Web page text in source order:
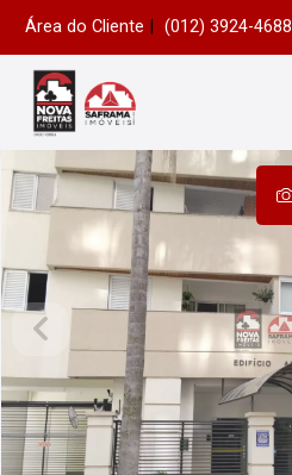
Área do Cliente (012) 3924-4688